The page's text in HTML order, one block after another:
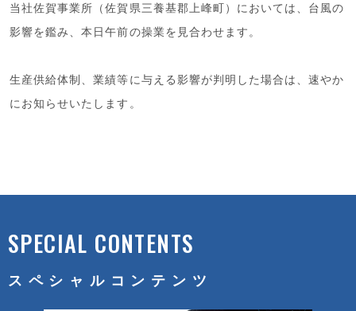
当社佐賀事業所（佐賀県三養基郡上峰町）においては、台風の
影響を鑑み、本日午前の操業を見合わせます。
生産供給体制、業績等に与える影響が判明した場合は、速やか
にお知らせいたします。
SPECIAL CONTENTS
スペシャルコンテンツ